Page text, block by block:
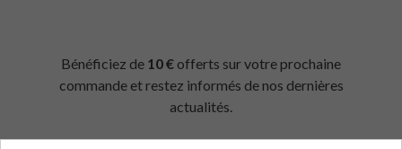
Bénéficiez de 10 € offerts sur votre prochaine
commande et restez informés de nos dernières
actualités.